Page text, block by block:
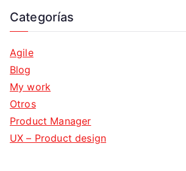
Categorías
Agile
Blog
My work
Otros
Product Manager
UX – Product design